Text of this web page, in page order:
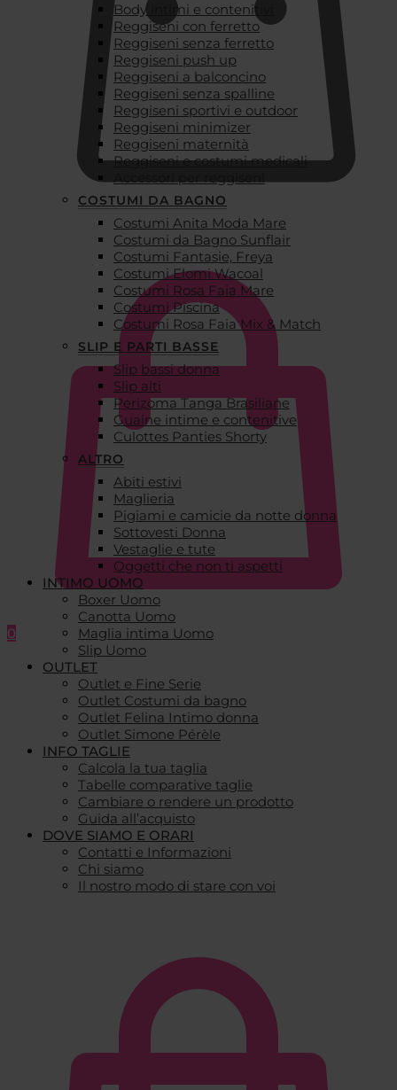
0
Body intimi e contenitivi
Reggiseni con ferretto
Reggiseni senza ferretto
Reggiseni push up
Reggiseni a balconcino
Reggiseni senza spalline
Reggiseni sportivi e outdoor
Reggiseni minimizer
Reggiseni maternità
Reggiseni e costumi medicali
Accessori per reggiseni
COSTUMI DA BAGNO
Costumi Anita Moda Mare
Costumi da Bagno Sunflair
Costumi Fantasie, Freya
Costumi Elomi Wacoal
Costumi Rosa Faia Mare
Costumi Piscina
Costumi Rosa Faia Mix & Match
SLIP E PARTI BASSE
Slip bassi donna
Slip alti
Perizoma Tanga Brasiliane
Guaine intime e contenitive
Culottes Panties Shorty
ALTRO
Abiti estivi
Maglieria
Pigiami e camicie da notte donna
Sottovesti Donna
Vestaglie e tute
Oggetti che non ti aspetti
INTIMO UOMO
Boxer Uomo
Canotta Uomo
Maglia intima Uomo
Slip Uomo
OUTLET
Outlet e Fine Serie
Outlet Costumi da bagno
Outlet Felina Intimo donna
Outlet Simone Pérèle
INFO TAGLIE
Calcola la tua taglia
Tabelle comparative taglie
Cambiare o rendere un prodotto
Guida all’acquisto
DOVE SIAMO E ORARI
Contatti e Informazioni
Chi siamo
Il nostro modo di stare con voi